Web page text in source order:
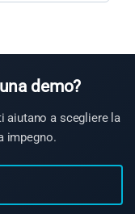
demo?
aiutano a scegliere la
impegno.